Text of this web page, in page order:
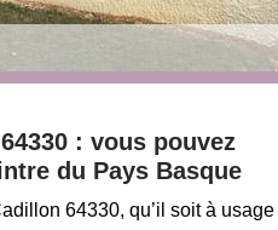
: vous pouvez
du Pays Basque
64330, qu’il soit à usage